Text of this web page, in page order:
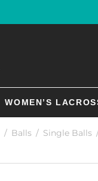
WOMEN’S
/ Balls / Single Balls